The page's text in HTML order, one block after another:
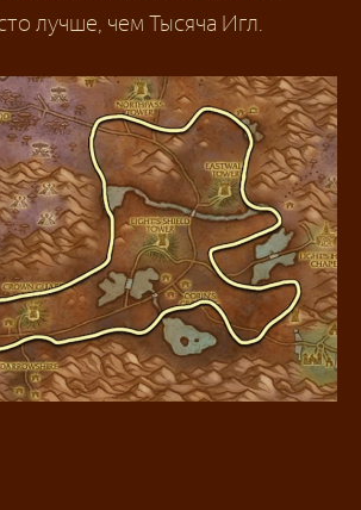
лучше, чем Тысяча Игл.